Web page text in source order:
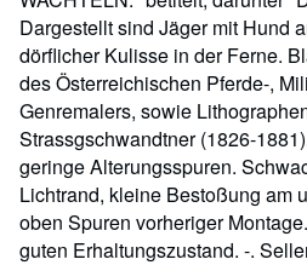
Dargestellt sind Jäger mit Hund
dörflicher Kulisse in der Ferne.
des Österreichischen Pferde-,
Genremalers, sowie
Strassgschwandtner (1826-
geringe Alterungsspuren.
Lichtrand, kleine Bestoßung am
oben Spuren vorheriger
guten Erhaltungszustand. -.